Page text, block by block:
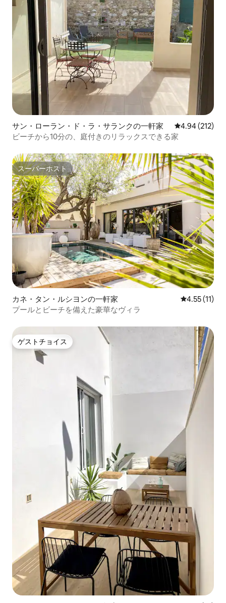
サン・ローラン・ド・ラ・サランクの一軒家 レビュー212
4.94 (212)
ビーチから10分の、庭付きのリラックスできる家
スーパーホスト
スーパーホスト
カネ・タン・ルシヨンの一軒家 レビュー11
4.55 (11)
プールとビーチを備えた豪華なヴィラ
ゲストチョイス
ゲストチョイス